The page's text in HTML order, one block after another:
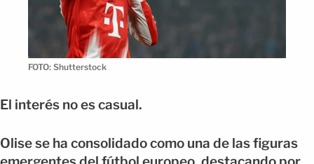
FOTO: Shutterstock
El interés no es casual.
Olise se ha consolidado como una de las figuras